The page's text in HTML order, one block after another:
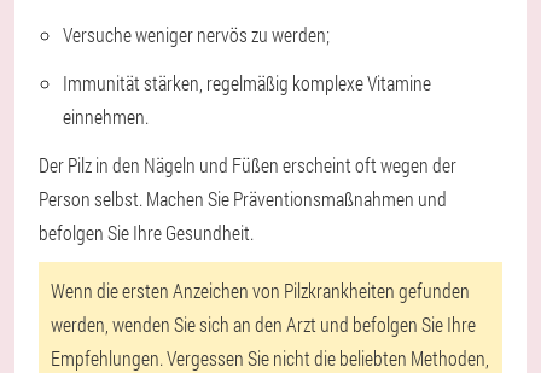
Versuche weniger nervös zu werden;
Immunität stärken, regelmäßig komplexe Vitamine
einnehmen.
Der Pilz in den Nägeln und Füßen erscheint oft wegen der
Person selbst. Machen Sie Präventionsmaßnahmen und
befolgen Sie Ihre Gesundheit.
Wenn die ersten Anzeichen von Pilzkrankheiten gefunden
werden, wenden Sie sich an den Arzt und befolgen Sie Ihre
Empfehlungen. Vergessen Sie nicht die beliebten Methoden,